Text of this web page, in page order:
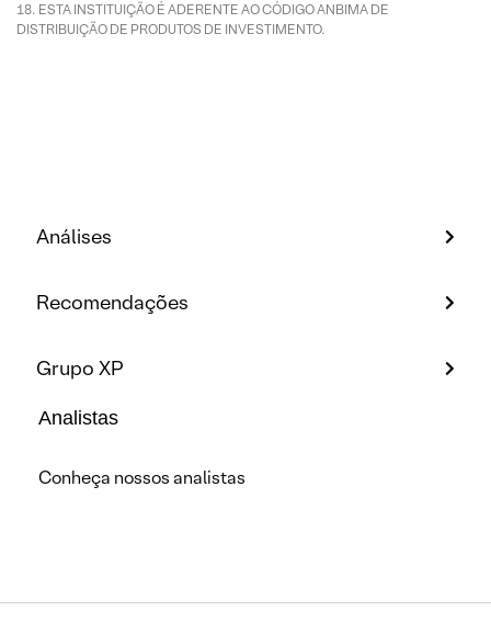
ESTA INSTITUIÇÃO É ADERENTE AO CÓDIGO ANBIMA DE
DISTRIBUIÇÃO DE PRODUTOS DE INVESTIMENTO.
Análises
Recomendações
Grupo XP
Analistas
Conheça nossos analistas